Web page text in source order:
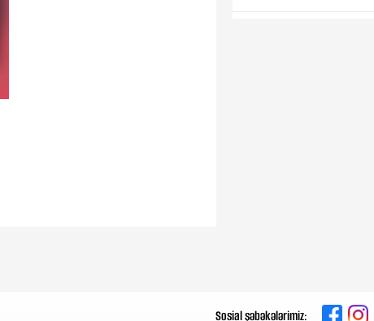
vurdu - Yaralılar var
Sosial şəbəkələrimiz: